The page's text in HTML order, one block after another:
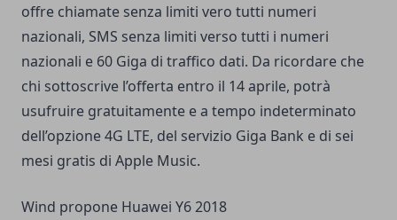
offre chiamate senza limiti vero tutti numeri
nazionali, SMS senza limiti verso tutti i numeri
nazionali e 60 Giga di traffico dati. Da ricordare che
chi sottoscrive l’offerta entro il 14 aprile, potrà
usufruire gratuitamente e a tempo indeterminato
dell’opzione 4G LTE, del servizio Giga Bank e di sei
mesi gratis di Apple Music.
Wind propone Huawei Y6 2018